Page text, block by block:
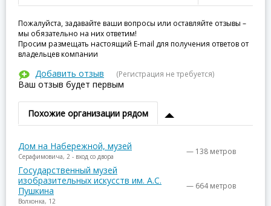
Пожалуйста, задавайте ваши вопросы или оставляйте отзывы –
мы обязательно на них ответим!
Просим размещать настоящий E-mail для получения ответов от
владельцев компании
Добавить отзыв (Регистрация не требуется)
Ваш отзыв будет первым
Похожие организации рядом
Дом на Набережной, музей
Серафимовича, 2 - вход со двора — 138 метров
Государственный музей
изобразительных искусств им. А.С.
Пушкина
Волхонка, 12
— 664 метров